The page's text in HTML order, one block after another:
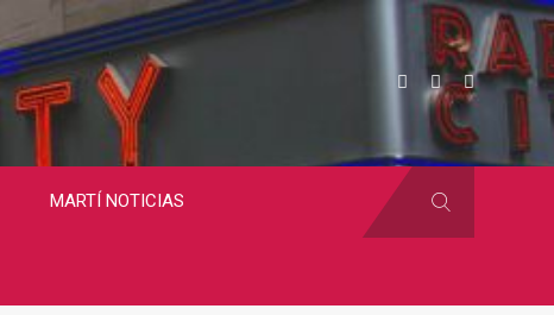
MARTÍ NOTICIAS